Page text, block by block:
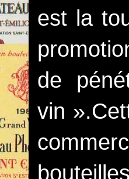
est la
de
vin